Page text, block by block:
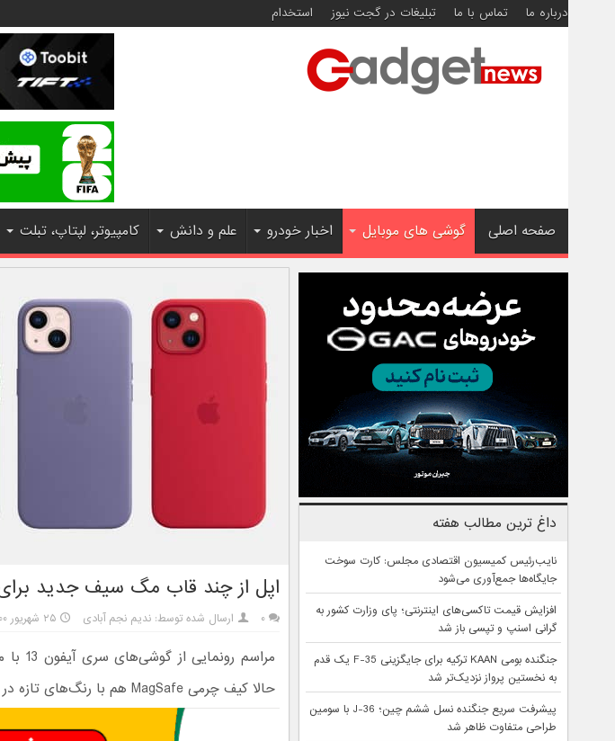
درباره ما تماس با ما تبلیغات در گجت نیوز استخدام
صفحه اصلی گوشی های موبایل اخبار خودرو علم و دانش کامپیوتر، لپتاپ، تبلت
اپل از چند قاب مگ سیف جدید برای آیفون ۱۳
۰ ارسال شده توسط: ندیم نجم آبادی ۲۵ شهریور ۱۴۰۰ ساعت ۱۰:۴۴
حالا کیف چرمی MagSafe هم با رنگ‌های تازه در دسترس کاربران iPhone قرار گرفته است.
داغ ترین مطالب هفته
نایب‌رئیس کمیسیون اقتصادی مجلس: کارت سوخت
جایگاه‌ها جمع‌آوری می‌شود
افزایش قیمت تاکسی‌های اینترنتی؛ پای وزارت کشور به
گرانی اسنپ و تپسی باز شد
جنگنده بومی KAAN ترکیه برای جایگزینی F-35 یک قدم
به نخستین پرواز نزدیک‌تر شد
پیشرفت سریع جنگنده نسل ششم چین؛ J-36 با سومین
طراحی متفاوت ظاهر شد